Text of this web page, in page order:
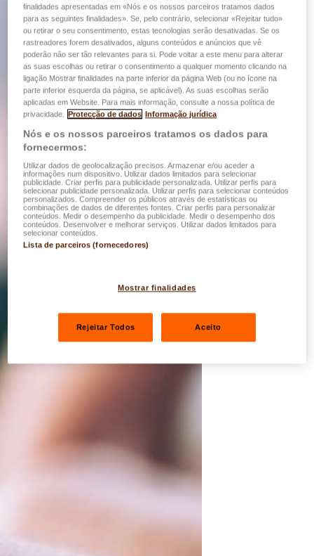
finalidades apresentadas em «Nós e os nossos parceiros tratamos dados
para as seguintes finalidades». Se, pelo contrário, selecionar «Rejeitar tudo»
ou retirar o seu consentimento, estas tecnologias serão desativadas. Se os
rastreadores forem desativados, alguns conteúdos e anúncios que vê
poderão não ser tão relevantes para si. Pode voltar a este menu para alterar
as suas escolhas ou retirar o consentimento a qualquer momento clicando na
ligação Mostrar finalidades na parte inferior da página Web (ou no ícone na
parte inferior esquerda da página, se aplicável). As suas escolhas serão
aplicadas em Website. Para mais informação, consulte a nossa política de
privacidade.
Protecção de dados Informação jurídica
Nós e os nossos parceiros tratamos os dados para
fornecermos:
Utilizar dados de geolocalização precisos. Armazenar e/ou aceder a
informações num dispositivo. Utilizar dados limitados para selecionar
publicidade. Criar perfis para publicidade personalizada. Utilizar perfis para
selecionar publicidade personalizada. Utilizar perfis para selecionar conteúdos
personalizados. Compreender os públicos através de estatísticas ou
combinações de dados de diferentes fontes. Criar perfis para personalizar
conteúdos. Medir o desempenho da publicidade. Medir o desempenho dos
conteúdos. Desenvolver e melhorar serviços. Utilizar dados limitados para
selecionar conteúdos.
Lista de parceiros (fornecedores)
Mostrar finalidades
Rejeitar Todos Aceito